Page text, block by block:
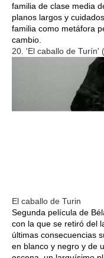
familia de clase media
planos largos y
familia como metáfora
cambio.
20. 'El caballo de Turín'
El caballo de Turin
Segunda película de
con la que se retiró del
últimas consecuencias
en blanco y negro y de